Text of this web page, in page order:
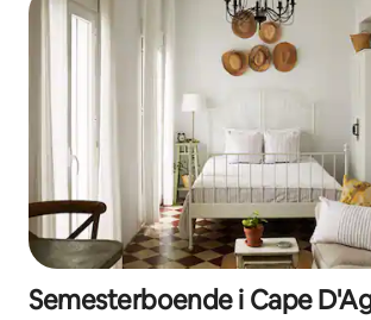
Semesterboende i Cape